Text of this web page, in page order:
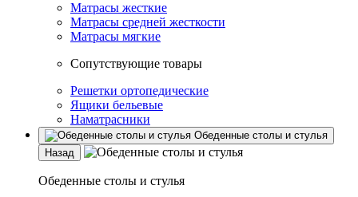
Матрасы жесткие
Матрасы средней жесткости
Матрасы мягкие
Сопутствующие товары
Решетки ортопедические
Ящики бельевые
Наматрасники
Обеденные столы и стулья
Назад
Обеденные столы и стулья